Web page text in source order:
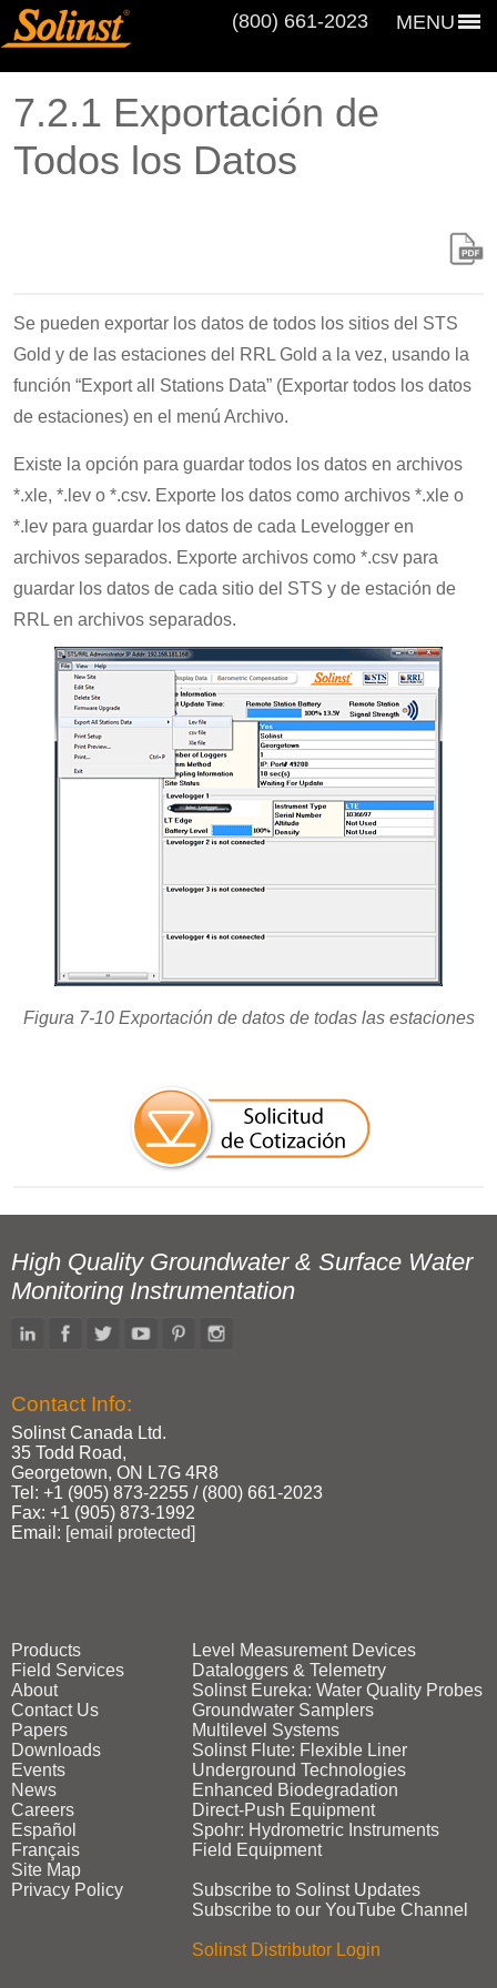
MENU
(800) 661‑2023
7.2.1 Exportación de
Todos los Datos
Se pueden exportar los datos de todos los sitios del STS
Gold y de las estaciones del RRL Gold a la vez, usando la
función “Export all Stations Data” (Exportar todos los datos
de estaciones) en el menú Archivo.
Existe la opción para guardar todos los datos en archivos
*.xle, *.lev o *.csv. Exporte los datos como archivos *.xle o
*.lev para guardar los datos de cada Levelogger en
archivos separados. Exporte archivos como *.csv para
guardar los datos de cada sitio del STS y de estación de
RRL en archivos separados.
Figura 7-10 Exportación de datos de todas las estaciones
High Quality Groundwater & Surface Water
Monitoring Instrumentation
Contact Info:
Solinst Canada Ltd.
35 Todd Road,
Georgetown, ON L7G 4R8
Tel: +1 (905) 873‑2255 / (800) 661‑2023
Fax: +1 (905) 873‑1992
Email: [email protected]
Products
Field Services
About
Contact Us
Papers
Downloads
Events
News
Careers
Español
Français
Site Map
Privacy Policy
Level Measurement Devices
Dataloggers & Telemetry
Solinst Eureka: Water Quality Probes
Groundwater Samplers
Multilevel Systems
Solinst Flute: Flexible Liner
Underground Technologies
Enhanced Biodegradation
Direct‑Push Equipment
Spohr: Hydrometric Instruments
Field Equipment
Subscribe to Solinst Updates
Subscribe to our YouTube Channel
Solinst Distributor Login